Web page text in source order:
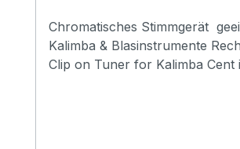
Chromatisches Stimmgerät
Kalimba & Blasinstrumente Rechargeable
Clip on Tuner for Kalimba Cent indication: